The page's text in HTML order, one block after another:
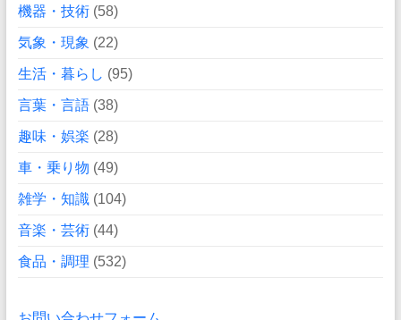
機器・技術(58)
気象・現象 (22)
生活・暮らし (95)
言葉・言語(38)
趣味・娯楽 (28)
車・乗り物 (49)
雑学・知識(104)
音楽・芸術(44)
食品・調理 (532)